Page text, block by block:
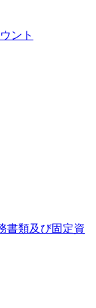
ント
書類及び固定資